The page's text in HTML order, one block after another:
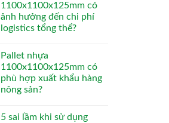
1100x1100x125mm có
ảnh hưởng đến chi phí
logistics tổng thể?
Pallet nhựa
1100x1100x125mm có
phù hợp xuất khẩu hàng
nông sản?
5 sai lầm khi sử dụng